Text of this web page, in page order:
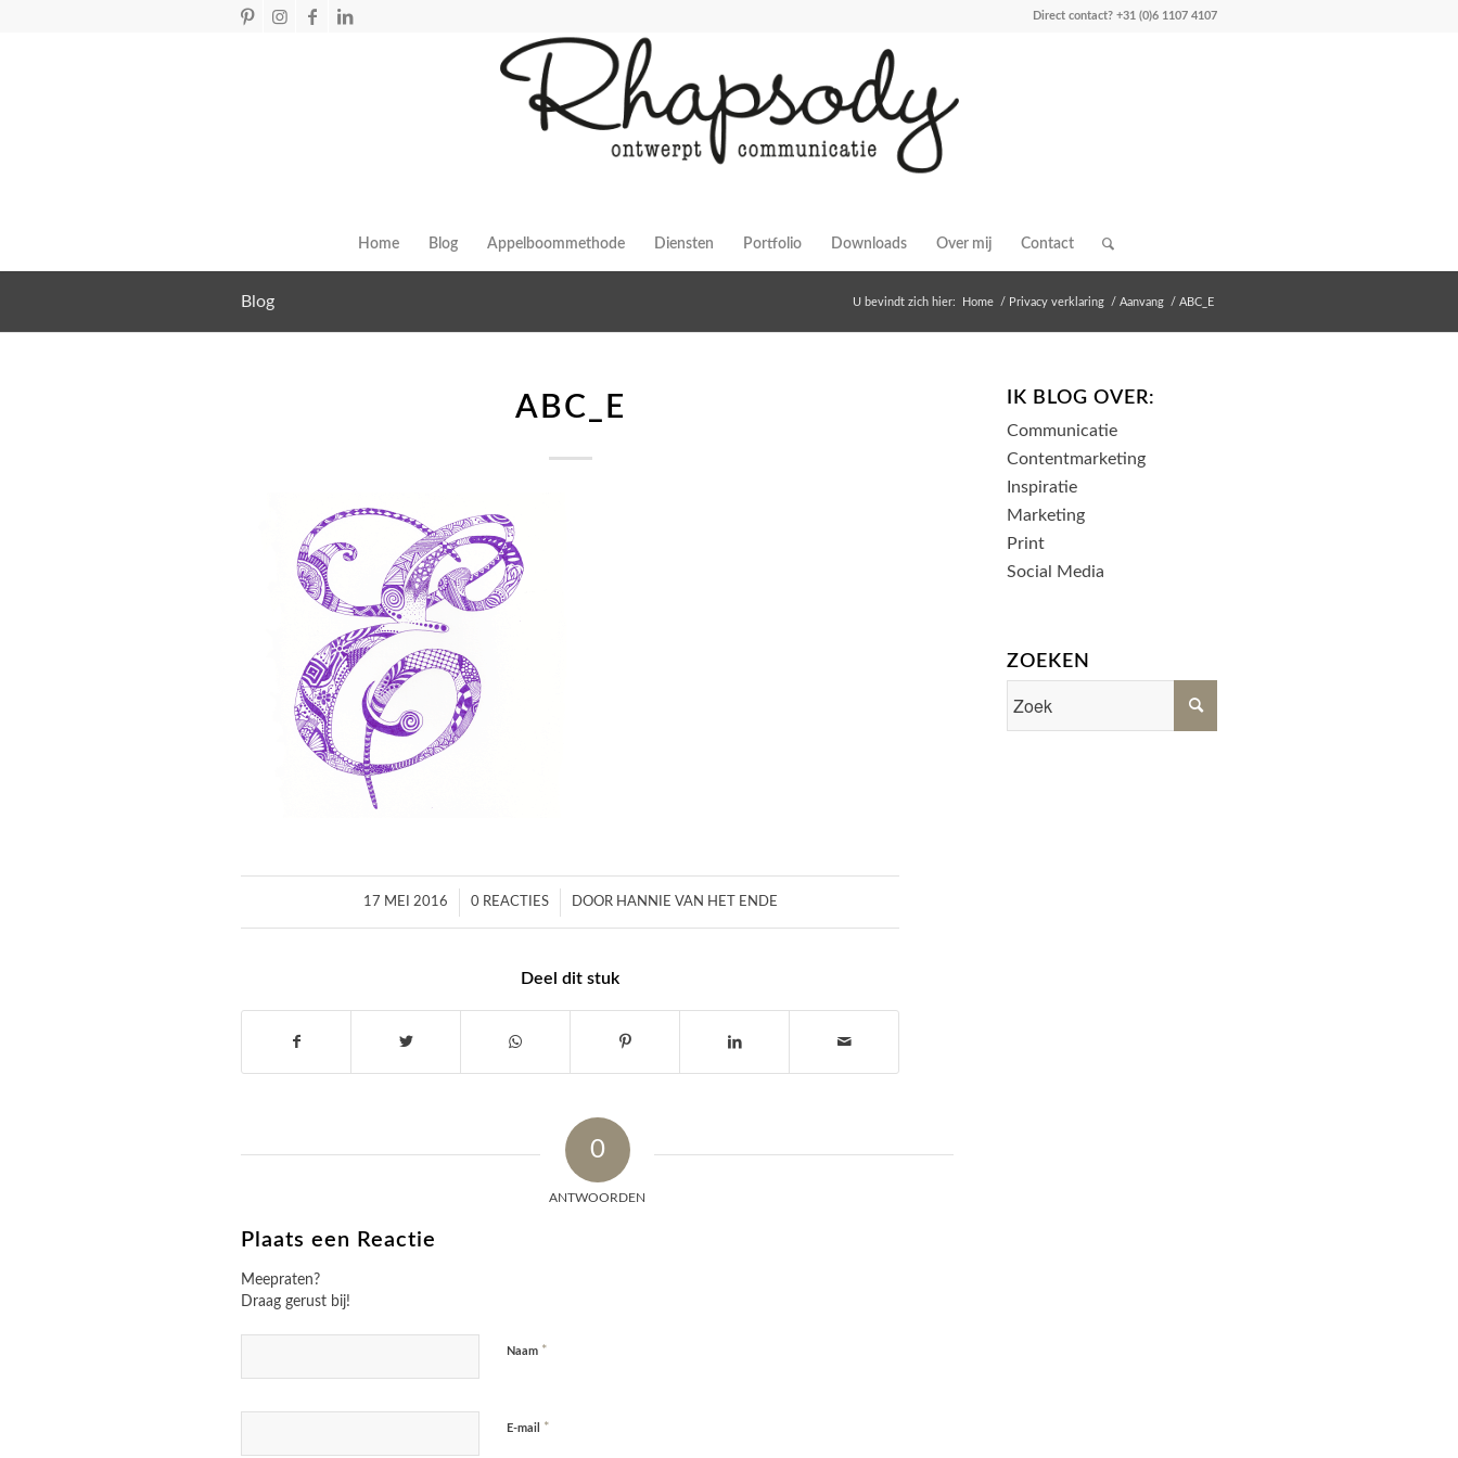
Direct contact? +31 (0)6 1107 4107
Home Blog Appelboommethode Diensten Portfolio Downloads Over mij Contact
Blog U bevindt zich hier: Home / Privacy verklaring / Aanvang / ABC_E
ABC_E
17 MEI 2016
/ 0 REACTIES
/ DOOR HANNIE VAN HET ENDE
Deel dit stuk
0
ANTWOORDEN
Plaats een Reactie
Meepraten?
Draag gerust bij!
Naam *
E-mail *
IK BLOG OVER:
Communicatie
Contentmarketing
Inspiratie
Marketing
Print
Social Media
ZOEKEN